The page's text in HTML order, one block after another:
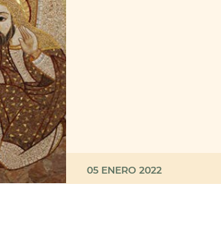
05 ENERO 2022